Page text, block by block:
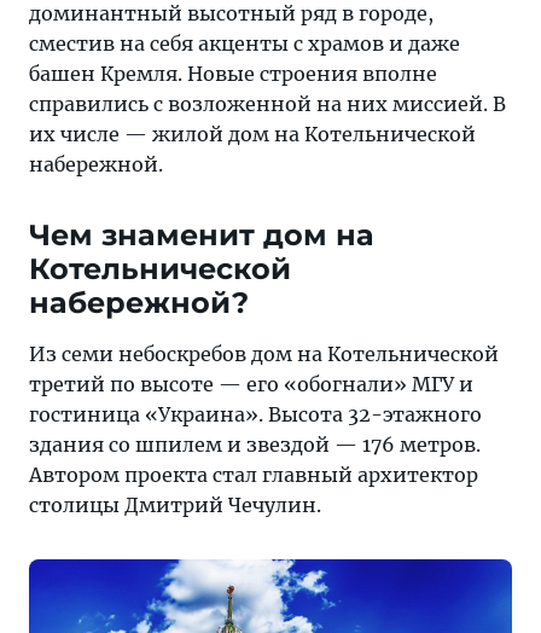
доминантный высотный ряд в городе,
сместив на себя акценты с храмов и даже
башен Кремля. Новые строения вполне
справились с возложенной на них миссией. В
их числе — жилой дом на Котельнической
набережной.
Чем знаменит дом на
Котельнической
набережной?
Из семи небоскребов дом на Котельнической
третий по высоте — его «обогнали» МГУ и
гостиница «Украина». Высота 32-этажного
здания со шпилем и звездой — 176 метров.
Автором проекта стал главный архитектор
столицы Дмитрий Чечулин.